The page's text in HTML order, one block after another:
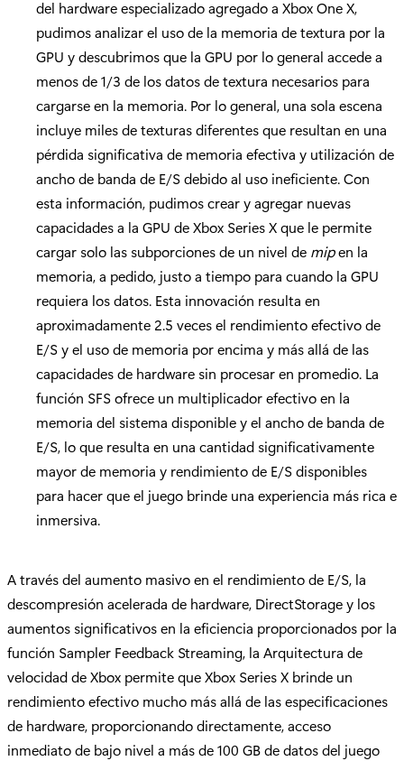
del hardware especializado agregado a Xbox One X,
pudimos analizar el uso de la memoria de textura por la
GPU y descubrimos que la GPU por lo general accede a
menos de 1/3 de los datos de textura necesarios para
cargarse en la memoria. Por lo general, una sola escena
incluye miles de texturas diferentes que resultan en una
pérdida significativa de memoria efectiva y utilización de
ancho de banda de E/S debido al uso ineficiente. Con
esta información, pudimos crear y agregar nuevas
capacidades a la GPU de Xbox Series X que le permite
cargar solo las subporciones de un nivel de mipen la
memoria, a pedido, justo a tiempo para cuando la GPU
requiera los datos. Esta innovación resulta en
aproximadamente 2.5 veces el rendimiento efectivo de
E/S y el uso de memoria por encima y más allá de las
capacidades de hardware sin procesar en promedio. La
función SFS ofrece un multiplicador efectivo en la
memoria del sistema disponible y el ancho de banda de
E/S, lo que resulta en una cantidad significativamente
mayor de memoria y rendimiento de E/S disponibles
para hacer que el juego brinde una experiencia más rica e
inmersiva.
A través del aumento masivo en el rendimiento de E/S, la
descompresión acelerada de hardware, DirectStorage y los
aumentos significativos en la eficiencia proporcionados por la
función Sampler Feedback Streaming, la Arquitectura de
velocidad de Xbox permite que Xbox Series X brinde un
rendimiento efectivo mucho más allá de las especificaciones
de hardware, proporcionando directamente, acceso
inmediato de bajo nivel a más de 100 GB de datos del juego